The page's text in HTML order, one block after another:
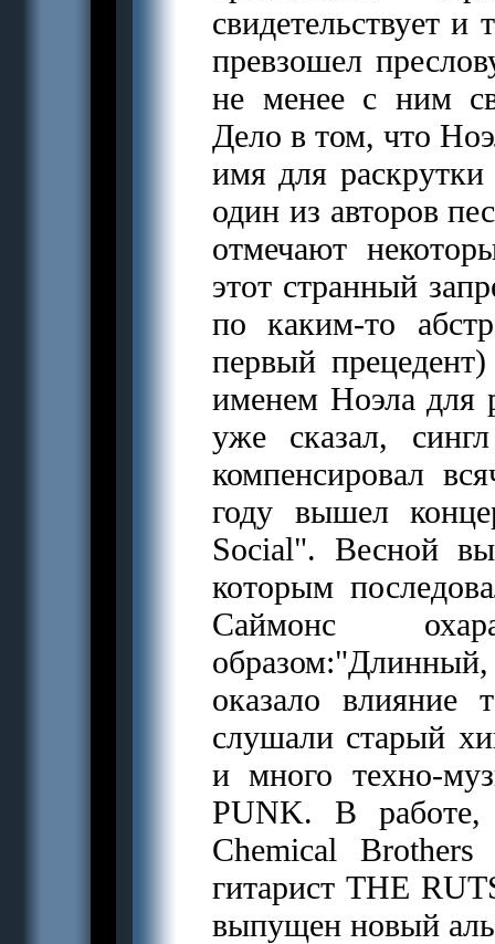
свидетельствует
превзошел
не менее с ним
Дело в том, что
имя для
один из авторов
отмечают
этот странный
по каким-то
первый
именем Ноэла для
уже сказал,
компенсировал
году вышел
Social". Весной
которым
Саймонс
оказало влияние
слушали старый
и много техно-
PUNK. В работе,
Chemical
гитарист THE
выпущен новый